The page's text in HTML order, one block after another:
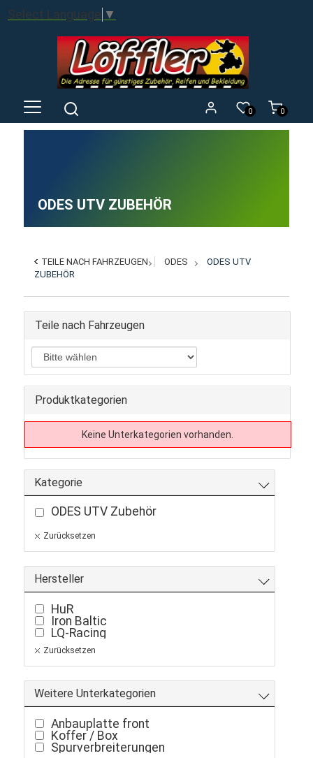
Select Language ▼
0
0
ODES UTV ZUBEHÖR
TEILE NACH FAHRZEUGEN ODES
ODES UTV
ZUBEHÖR
Teile nach Fahrzeugen
Produktkategorien
Keine Unterkategorien vorhanden.
Kategorie
ODES UTV Zubehör
Zurücksetzen
Hersteller
HuR
Iron Baltic
LQ-Racing
Zurücksetzen
Weitere Unterkategorien
Anbauplatte front
Koffer / Box
Spurverbreiterungen